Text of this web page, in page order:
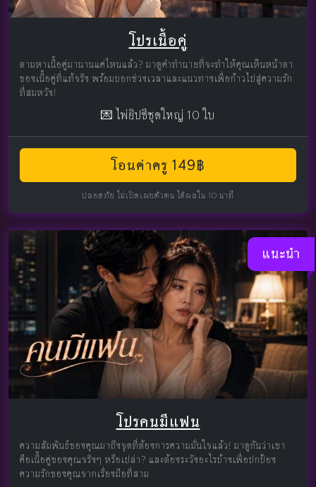
โปรเนื้อคู่
ตามหาเนื้อคู่มานานแค่ไหนแล้ว? มาดูคำทำนายที่จะทำให้คุณเห็นหน้าตา
ของเนื้อคู่ที่แท้จริง พร้อมบอกช่วงเวลาและแนวทางเพื่อก้าวไปสู่ความรัก
ที่สมหวัง!
💌 ไพ่ยิปซีชุดใหญ่ 10 ใบ
โอนค่าครู 149฿
ปลอดภัย ไม่เปิดเผยตัวตน ได้ผลใน 10 นาที
แนะนำ
โปรคนมีแฟน
ความสัมพันธ์ของคุณมาถึงจุดที่ต้องการความมั่นใจแล้ว! มาดูกันว่าเขา
คือเนื้อคู่ของคุณจริงๆ หรือเปล่า? และต้องระวังอะไรบ้างเพื่อปกป้อง
ความรักของคุณจากเรื่องมือที่สาม